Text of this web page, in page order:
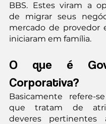
BBS. Estes viram a
de migrar seus
mercado de provedor
iniciaram em família.
O que é
Corporativa?
Basicamente refere-
que tratam de
deveres pertinentes